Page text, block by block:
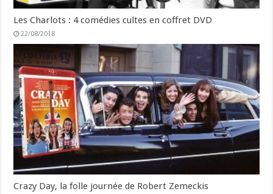
Les Charlots : 4 comédies cultes en coffret DVD
22/08/2018
Crazy Day, la folle journée de Robert Zemeckis